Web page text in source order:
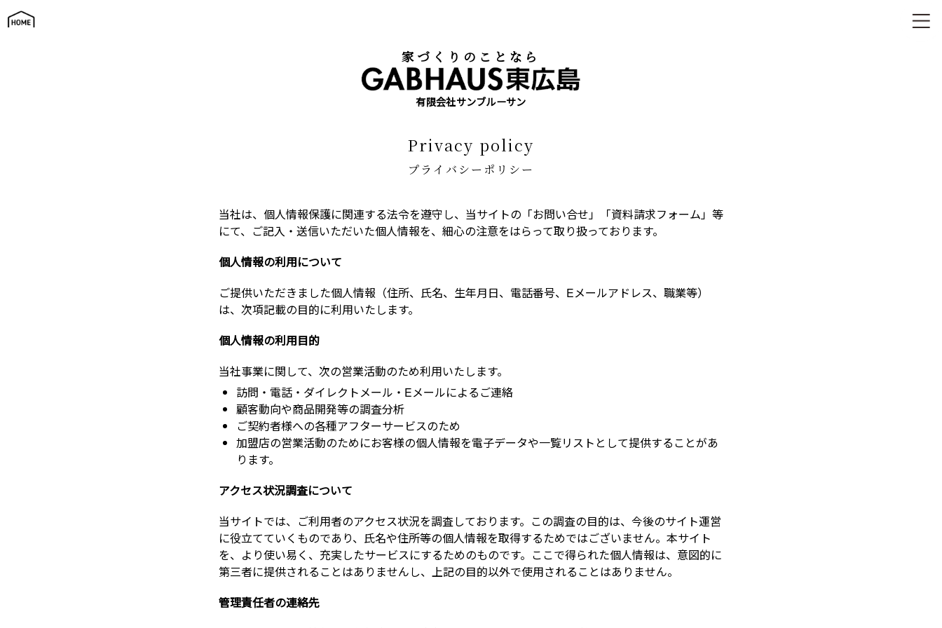
家づくりのことなら
有限会社サンブルーサン
privacy policy
プライバシーポリシー
当社は、個人情報保護に関連する法令を遵守し、当サイトの「お問い合せ」「資料請求フォーム」等
にて、ご記入・送信いただいた個人情報を、細心の注意をはらって取り扱っております。
個人情報の利用について
ご提供いただきました個人情報（住所、氏名、生年月日、電話番号、Eメールアドレス、職業等）
は、次項記載の目的に利用いたします。
個人情報の利用目的
当社事業に関して、次の営業活動のため利用いたします。
訪問・電話・ダイレクトメール・Eメールによるご連絡
顧客動向や商品開発等の調査分析
ご契約者様への各種アフターサービスのため
加盟店の営業活動のためにお客様の個人情報を電子データや一覧リストとして提供することがあ
ります。
アクセス状況調査について
当サイトでは、ご利用者のアクセス状況を調査しております。この調査の目的は、今後のサイト運営
に役立てていくものであり、氏名や住所等の個人情報を取得するためではございません。本サイト
を、より使い易く、充実したサービスにするためのものです。ここで得られた個人情報は、意図的に
第三者に提供されることはありませんし、上記の目的以外で使用されることはありません。
管理責任者の連絡先